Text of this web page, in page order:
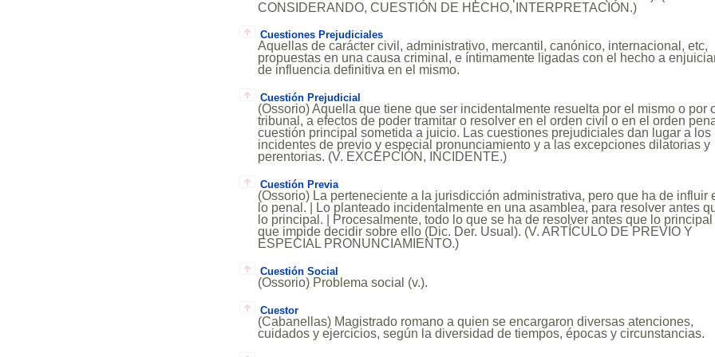
CONSIDERANDO, CUESTlÓN DE HECHO, INTERPRETACIÓN.)
Cuestiones Prejudiciales
Aquellas de carácter civil, administrativo, mercantil, canónico, internacional, etc,
propuestas en una causa criminal, e íntimamente ligadas con el hecho a
de influencia definitiva en el mismo.
Cuestión Prejudicial
(Ossorio) Aquella que tiene que ser incidentalmente resuelta por el mismo o por
tribunal, a efectos de poder tramitar o resolver en el orden civil o en el orden
cuestión principal sometida a juicio. Las cuestiones prejudiciales dan lugar a los
incidentes de previo y especial pronunciamiento y a las excepciones dilatorias y
perentorias. (V. EXCEPCIÓN, INCIDENTE.)
Cuestión Previa
(Ossorio) La perteneciente a la jurisdicción administrativa, pero que ha de influir
lo penal. | Lo planteado incidentalmente en una asamblea, para resolver antes
lo principal. | Procesalmente, todo lo que se ha de resolver antes que lo principal
que impide decidir sobre ello (Dic. Der. Usual). (V. ARTÍCULO DE PREVIO Y
ESPECIAL PRONUNCIAMIENTO.)
Cuestión Social
(Ossorio) Problema social (v.).
Cuestor
(Cabanellas) Magistrado romano a quien se encargaron diversas atenciones,
cuidados y ejercicios, según la diversidad de tiempos, épocas y circunstancias.